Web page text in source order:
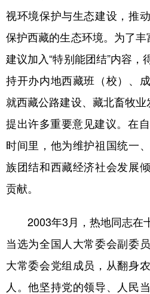
视环境保护与生态建设，推
保护西藏的生态环境。为了丰
建议加入“特别能团结”内容，
持开办内地西藏班（校）、
就西藏公路建设、藏北畜牧业
提出许多重要意见建议。在
时间里，他为维护祖国统一
族团结和西藏经济社会发展
贡献。
2003年3月，热地同志在
当选为全国人大常委会副委
大常委会党组成员，从翻身
人。他坚持党的领导、人民